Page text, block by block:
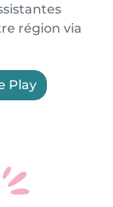
région via
Play